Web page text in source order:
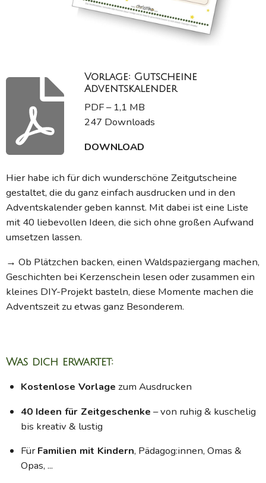
Vorlage: Gutscheine
Adventskalender
PDF – 1,1 MB
247 Downloads
DOWNLOAD
Hier habe ich für dich wunderschöne Zeitgutscheine
gestaltet, die du ganz einfach ausdrucken und in den
Adventskalender geben kannst. Mit dabei ist eine Liste
mit 40 liebevollen Ideen, die sich ohne großen Aufwand
umsetzen lassen.
→ Ob Plätzchen backen, einen Waldspaziergang machen,
Geschichten bei Kerzenschein lesen oder zusammen ein
kleines DIY-Projekt basteln, diese Momente machen die
Adventszeit zu etwas ganz Besonderem.
Was dich erwartet:
Kostenlose Vorlage zum Ausdrucken
40 Ideen für Zeitgeschenke – von ruhig & kuschelig
bis kreativ & lustig
FürFamilien mit Kindern, Pädagog:innen, Omas &
Opas, ...